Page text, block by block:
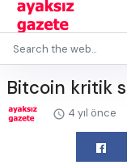
Bitcoin kritik
4 yıl önce